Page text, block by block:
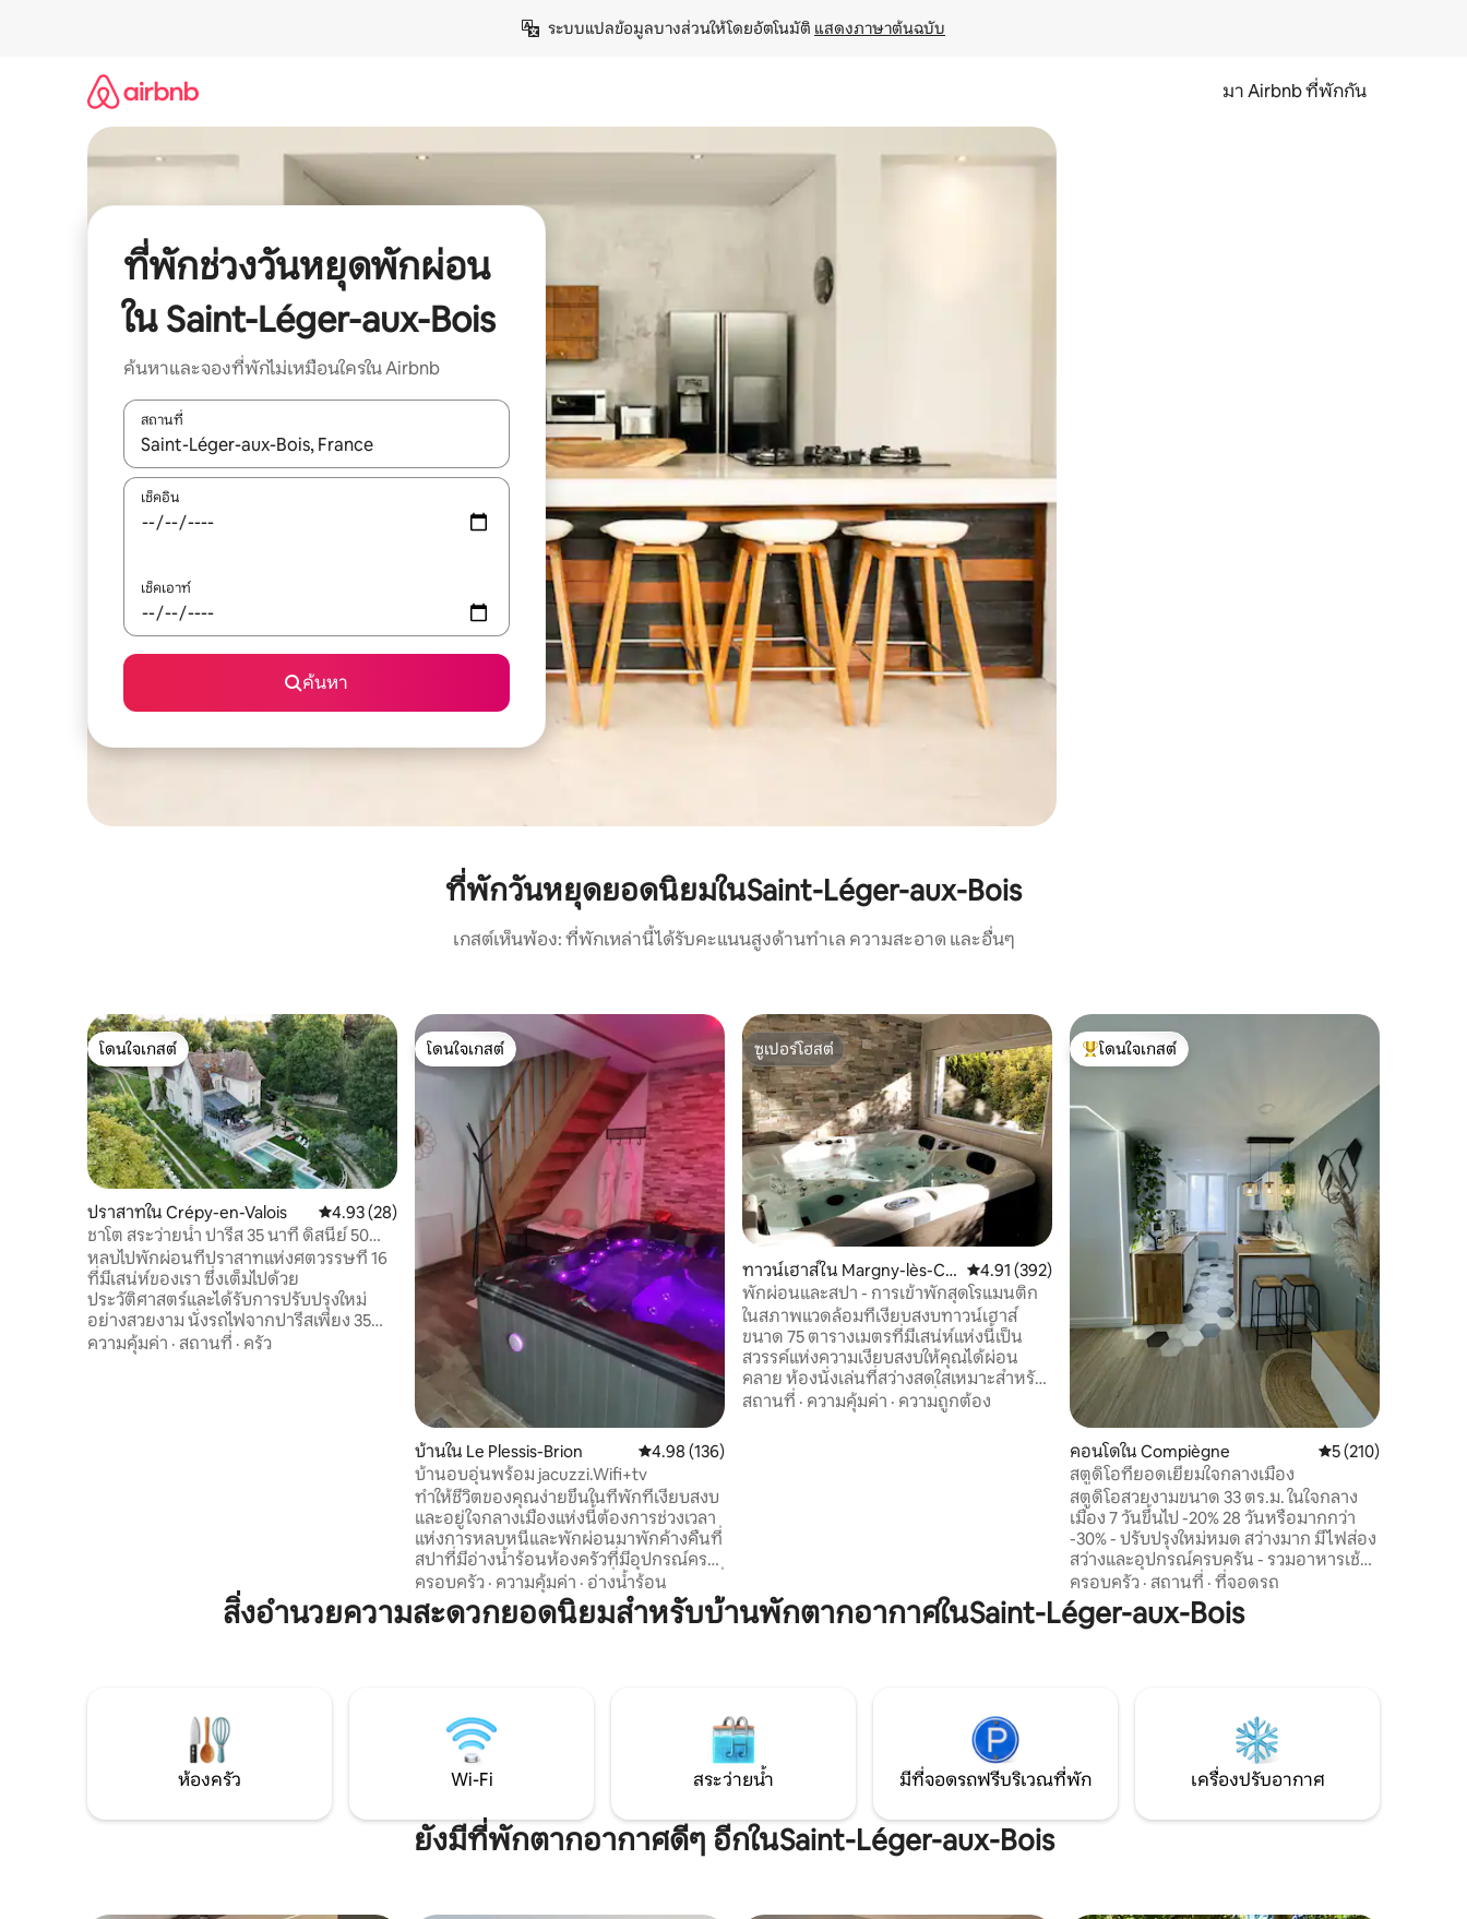
ระบบแปลข้อมูลบางส่วนให้โดยอัตโนมัติ แสดงภาษาต้นฉบับ
มา Airbnb ที่พักกัน
ที่พักช่วงวันหยุดพักผ่อน
ใน Saint-Léger-aux-Bois
ค้นหาและจองที่พักไม่เหมือนใครใน Airbnb
สถานที่
ใช้ลูกศรขึ้นลง หรือใช้การสัมผัสหรือปัด เพื่อสำรวจผลการค้นหา
เช็คอิน
เช็คเอาท์
ค้นหา
ที่พักวันหยุดยอดนิยมในSaint-Léger-aux-Bois
เกสต์เห็นพ้อง: ที่พักเหล่านี้ได้รับคะแนนสูงด้านทำเล ความสะอาด และอื่นๆ
โดนใจเกสต์
โดนใจเกสต์
ปราสาทใน Crépy-en-Valois คะแนนเฉลี่ย 4.93 จาก 5, 28 รีวิว
4.93 (28)
ชาโต สระว่ายน้ำ ปารีส 35 นาที ดิสนีย์ 50
นาที
หลบไปพักผ่อนที่ปราสาทแห่งศตวรรษที่ 16
ที่มีเสน่ห์ของเรา ซึ่งเต็มไปด้วย
ประวัติศาสตร์และได้รับการปรับปรุงใหม่
อย่างสวยงาม นั่งรถไฟจากปารีสเพียง 35
นาที – ไม่จำเป็นต้องขับรถ! ค้นพบความ
หรูหรา: สระว่ายน้ำโรมันสไตล์โมเสกใหม่ สวน
ความคุ้มค่า · สถานที่ · ครัว
โดนใจเกสต์
โดนใจเกสต์
บ้านใน Le Plessis-Brion คะแนนเฉลี่ย 4.98 จาก 5, 136 รีวิว
4.98 (136)
บ้านอบอุ่นพร้อม jacuzzi.Wifi+tv
ทำให้ชีวิตของคุณง่ายขึ้นในที่พักที่เงียบสงบ
และอยู่ใจกลางเมืองแห่งนี้ต้องการช่วงเวลา
แห่งการหลบหนีและพักผ่อนมาพักค้างคืนที่
สปาที่มีอ่างน้ำร้อนห้องครัวที่มีอุปกรณ์ครบ
ครันและเตียงขนาดคิงไซส์เพื่อการพักผ่อนที่
สมบูรณ์แบบ มีอาหารเช้าให้ตามคำขอ
ต้องการหลบหนีเป็นเวลา 2 ชั่วโมงระหว่าง
ทั้งหมด 5 นาทีจากสนามแข่งรถ
ครอบครัว · ความคุ้มค่า · อ่างน้ำร้อน
ซูเปอร์โฮสต์
ซูเปอร์โฮสต์
ทาวน์เฮาส์ใน Margny-lès-Co
mpiègne
คะแนนเฉลี่ย 4.91 จาก 5, 392 รีวิว
4.91 (392)
พักผ่อนและสปา - การเข้าพักสุดโรแมนติก
ในสภาพแวดล้อมที่เงียบสงบทาวน์เฮาส์
ขนาด 75 ตารางเมตรที่มีเสน่ห์แห่งนี้เป็น
สวรรค์แห่งความเงียบสงบให้คุณได้ผ่อน
คลาย ห้องนั่งเล่นที่สว่างสดใสเหมาะสำหรับ
การผ่อนคลายหลังจากวันที่ยาวนาน ห้อง
ครัวที่มีอุปกรณ์ครบครันช่วยให้คุณเตรียม
สถานที่ · ความคุ้มค่า · ความถูกต้อง
โดนใจเกสต์ที่สุด
โดนใจเกสต์
คอนโดใน Compiègne คะแนนเฉลี่ย 5 จาก
5 (210)
สตูดิโอที่ยอดเยี่ยมใจกลางเมือง
สตูดิโอสวยงามขนาด 33 ตร.ม. ในใจกลาง
เมือง 7 วันขึ้นไป -20% 28 วันหรือมากกว่า
-30% - ปรับปรุงใหม่หมด สว่างมาก มีไฟส่อง
สว่างและอุปกรณ์ครบครัน - รวมอาหารเช้า
สำหรับคืนแรกของคุณ - ร่มบนเตียง 👶🏻 -
เน็ตฟลิกซ์ - ไฟเบอร์อินเตอร์เน็ต - ตั้งอยู่ใน
ซอยที่เงียบสงบ ทางเดียว ติดกับใจกลาง
ครอบครัว · สถานที่ · ที่จอดรถ
สิ่งอำนวยความสะดวกยอดนิยมสำหรับบ้านพักตากอากาศในSaint-Léger-aux-Bois
ห้องครัว Wi-Fi สระว่ายน้ำ มีที่จอดรถฟรีบริเวณที่พัก เครื่องปรับอากาศ
ยังมีที่พักตากอากาศดีๆ อีกในSaint-Léger-aux-Bois